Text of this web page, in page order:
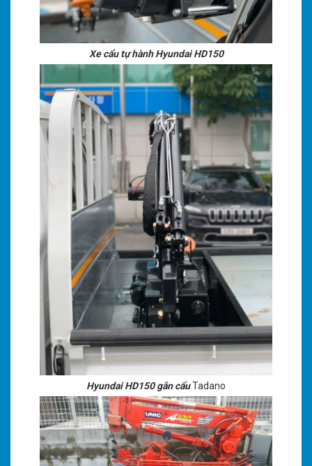
Xe cẩu tự hành Hyundai HD150
Hyundai HD150 gắn cẩuTadano